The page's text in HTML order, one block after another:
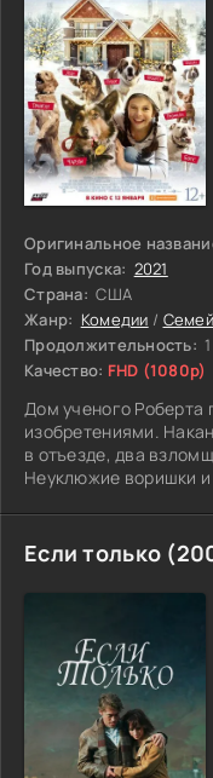
Оригинальное
Год выпуска: 2021
Страна: США
Жанр: Комедии /
Продолжительность:
Качество: FHD (1080p)
Дом ученого Роберта
изобретениями.
в отъезде, два
Неуклюжие воришки
пёсики,
Если только